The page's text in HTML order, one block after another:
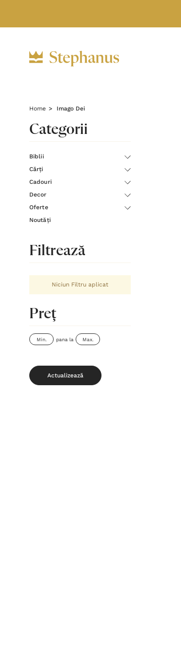
Home Imago Dei
Categorii
Biblii
Cărți
Cadouri
Decor
Oferte
Noutăți
Filtrează
Niciun Filtru aplicat
Preţ
pana la
Actualizează